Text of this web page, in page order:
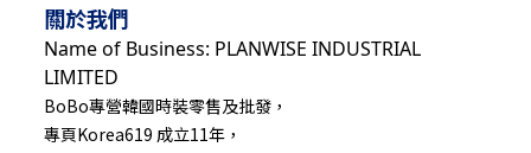
關於我們
Name of Business: PLANWISE INDUSTRIAL
LIMITED
BoBo專營韓國時裝零售及批發，
專頁Korea619 成立11年，